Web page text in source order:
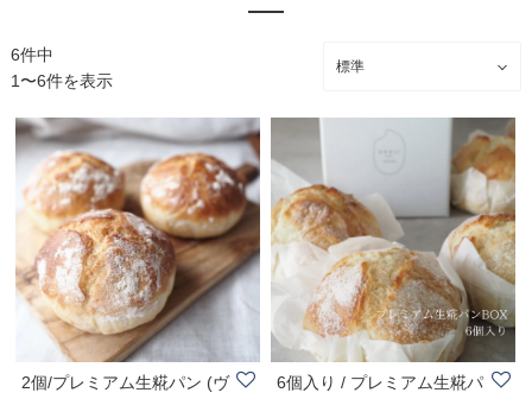
6件中
1〜6件を表示
2個/プレミアム生糀パン (ヴ
6個入り / プレミアム生糀パ